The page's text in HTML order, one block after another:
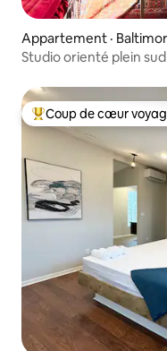
Appartement ·
Studio orienté plein
Coup de cœur
Coup de cœur